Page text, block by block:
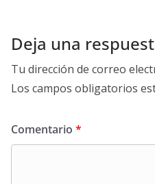
Deja una
Tu dirección de correo
Los campos obligatorios
Comentario *